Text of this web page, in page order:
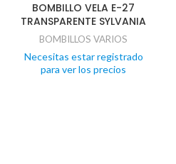
BOMBILLO VELA E-27
TRANSPARENTE SYLVANIA
BOMBILLOS VARIOS
Necesitas estar registrado
para ver los precios